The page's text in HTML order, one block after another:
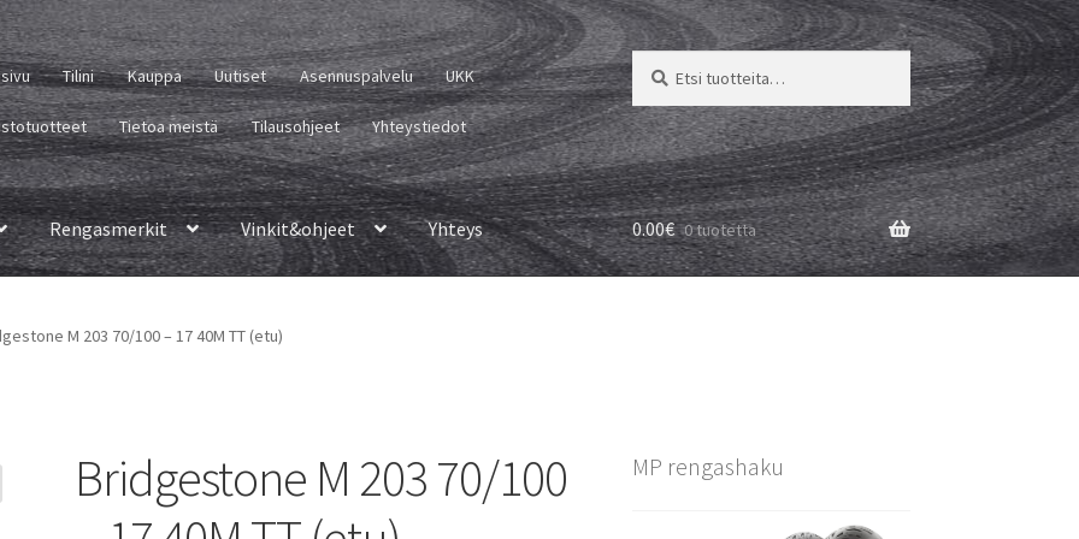
Tilini Kauppa Uutiset Asennuspalvelu UKK
Tietoa meistä Tilausohjeet Yhteystiedot
Etsi:
Haku
Rengasmerkit Vinkit&ohjeet Yhteys 0.00€ 0 tuotetta
M 203 70/100 – 17 40M TT (etu)
Bridgestone M 203 70/100
MP rengashaku